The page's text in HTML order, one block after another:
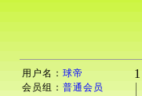
用户名： 球帝
会员组： 普通会员
1